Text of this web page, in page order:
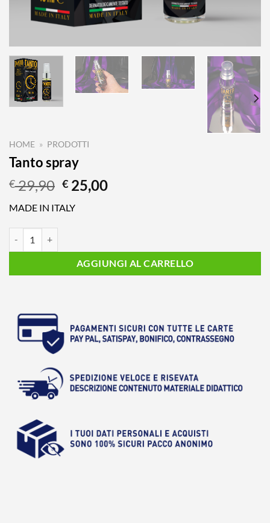
HOME » PRODOTTI
Tanto spray
€29,90 Il
prezzo
originale
€ 25,00Il
MADE IN ITALY
AGGIUNGI AL CARRELLO